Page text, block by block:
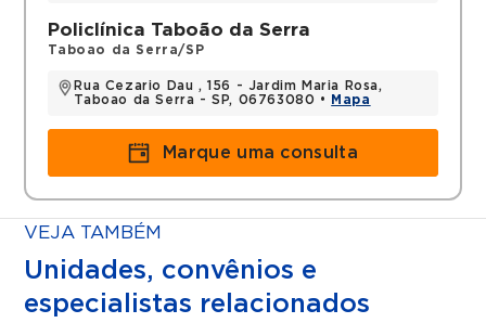
Policlínica Taboão da Serra
Taboao da Serra/SP
Rua Cezario Dau , 156 - Jardim Maria Rosa,
Taboao da Serra - SP, 06763080 •
Mapa
Marque uma consulta
VEJA TAMBÉM
Unidades, convênios e
especialistas relacionados